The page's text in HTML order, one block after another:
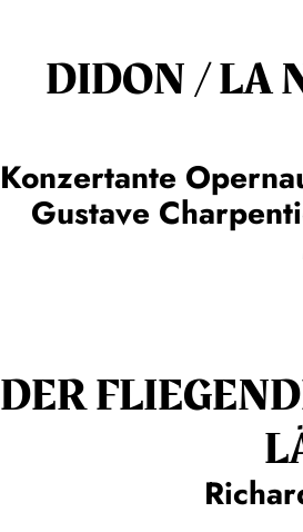
DIDON / LA
Konzertante
Gustave
DER